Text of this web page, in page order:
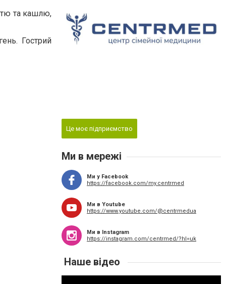
та кашлю,
Гострий
Це моє підприємство
Ми в мережі
Ми у Facebook
https://facebook.com/my.centrmed
Ми в Youtube
https://www.youtube.com/@centrmedua
Ми в Instagram
https://instagram.com/centrmed/?hl=uk
Наше відео